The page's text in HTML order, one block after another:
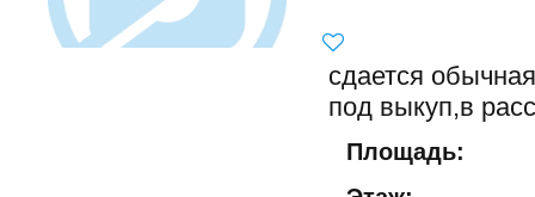
сдается
под выкуп,в
Площадь: